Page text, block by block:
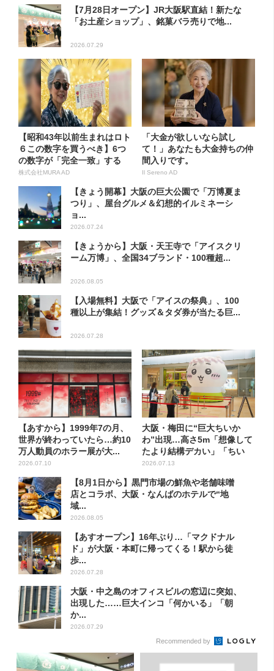
【7月28日オープン】JR大阪駅直結！新たな
「お土産ショップ」、銘菓バラ売りで地...
2026.07.29
【昭和43年以前生まれはロト
６この数字を買うべき】6つ
の数字が「完全一致」する
方...
株式会社MURA AD
「大金が欲しいなら試し
て！」あなたも大金持ちの仲
間入りです。
Il Sereno AD
【きょう開幕】大阪の巨大公園で「万博夏ま
つり」、屋台グルメ＆幻想的イルミネーシ
ョ...
2026.07.24
【きょうから】大阪・天王寺で「アイスクリ
ーム万博」、全国34ブランド・100種超...
2026.08.05
【入場無料】大阪で「アイスの祭典」、100
種以上が集結！グッズ＆タダ券が当たる巨...
2026.07.28
【あすから】1999年7の月、
世界が終わっていたら…約10
万人動員のホラー展が大...
2026.07.10
大阪・梅田に“巨大ちいか
わ”出現…高さ5m「想像して
たより結構デカい」「ちい
さ…...
2026.07.13
【8月1日から】黒門市場の鮮魚や老舗味噌
店とコラボ、大阪・なんばのホテルで“地
域...
2026.08.05
【あすオープン】16年ぶり…「マクドナル
ド」が大阪・本町に帰ってくる！駅から徒
歩...
2026.07.28
大阪・中之島のオフィスビルの窓辺に突如、
出現した……巨大インコ「何かいる」「朝
か...
2026.07.29
Recommended by